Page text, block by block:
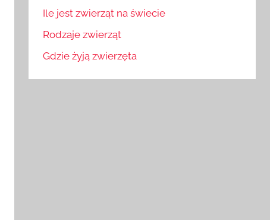
Ile jest zwierząt na świecie
Rodzaje zwierząt
Gdzie żyją zwierzęta